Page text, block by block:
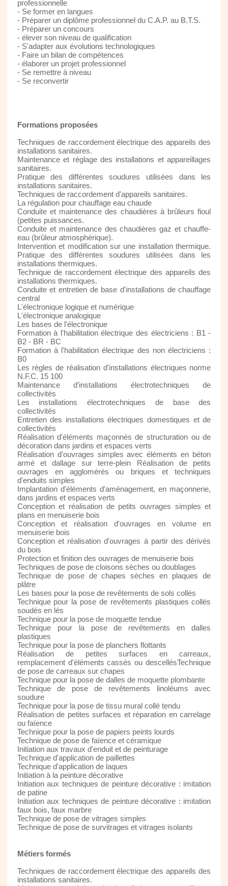
professionnelle
- Se former en langues
- Préparer un diplôme professionnel du C.A.P. au B.T.S.
- Préparer un concours
- élever son niveau de qualification
- S'adapter aux évolutions technologiques
- Faire un bilan de compétences
- élaborer un projet professionnel
- Se remettre à niveau
- Se reconvertir
Formations proposées
Techniques de raccordement électrique des appareils des
installations sanitaires.
Maintenance et réglage des installations et appareillages
sanitaires.
Pratique des différentes soudures utilisées dans les
installations sanitaires.
Techniques de raccordement d'appareils sanitaires.
La régulation pour chauffage eau chaude
Conduite et maintenance des chaudières à brûleurs fioul
(petites puissances.
Conduite et maintenance des chaudières gaz et chauffe-
eau (brûleur atmosphérique).
Intervention et modification sur une installation thermique.
Pratique des différentes soudures utilisées dans les
installations thermiques.
Technique de raccordement électrique des appareils des
installations thermiques.
Conduite et entretien de base d'installations de chauffage
central
L'électronique logique et numérique
L'électronique analogique
Les bases de l'électronique
Formation à l'habilitation électrique des électriciens : B1 -
B2 - BR - BC
Formation à l'habilitation électrique des non électriciens :
B0
Les règles de réalisation d'installations électriques norme
N.F.C. 15 100
Maintenance d'installations électrotechniques de
collectivités
Les installations électrotechniques de base des
collectivités
Entretien des installations électriques domestiques et de
collectivités
Réalisation d'éléments maçonnés de structuration ou de
décoration dans jardins et espaces verts
Réalisation d'ouvrages simples avec éléments en béton
armé et dallage sur terre-plein Réalisation de petits
ouvrages en agglomérés ou briques et techniques
d'enduits simples
Implantation d'éléments d'aménagement, en maçonnerie,
dans jardins et espaces verts
Conception et réalisation de petits ouvrages simples et
plans en menuiserie bois
Conception et réalisation d'ouvrages en volume en
menuiserie bois
Conception et réalisation d'ouvrages à partir des dérivés
du bois
Protection et finition des ouvrages de menuiserie bois
Techniques de pose de cloisons sèches ou doublages
Technique de pose de chapes sèches en plaques de
plâtre
Les bases pour la pose de revêtements de sols collés
Technique pour la pose de revêtements plastiques collés
soudés en lés
Technique pour la pose de moquette tendue
Technique pour la pose de revêtements en dalles
plastiques
Technique pour la pose de planchers flottants
Réalisation de petites surfaces en carreaux,
remplacement d'éléments cassés ou descellésTechnique
de pose de carreaux sur chapes
Technique pour la pose de dalles de moquette plombante
Technique de pose de revêtements linoléums avec
soudure
Technique pour la pose de tissu mural collé tendu
Réalisation de petites surfaces et réparation en carrelage
ou faïence
Technique pour la pose de papiers peints lourds
Technique de pose de faïence et céramique
Initiation aux travaux d'enduit et de peinturage
Technique d'application de paillettes
Technique d'application de laques
Initiation à la peinture décorative
Initiation aux techniques de peinture décorative : imitation
de patine
Initiation aux techniques de peinture décorative : imitation
faux bois, faux marbre
Technique de pose de vitrages simples
Technique de pose de survitrages et vitrages isolants
Métiers formés
Techniques de raccordement électrique des appareils des
installations sanitaires.